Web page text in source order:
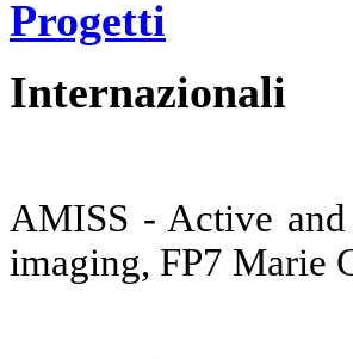
Progetti
Internazionali
AMISS - Active and
imaging, FP7 Marie